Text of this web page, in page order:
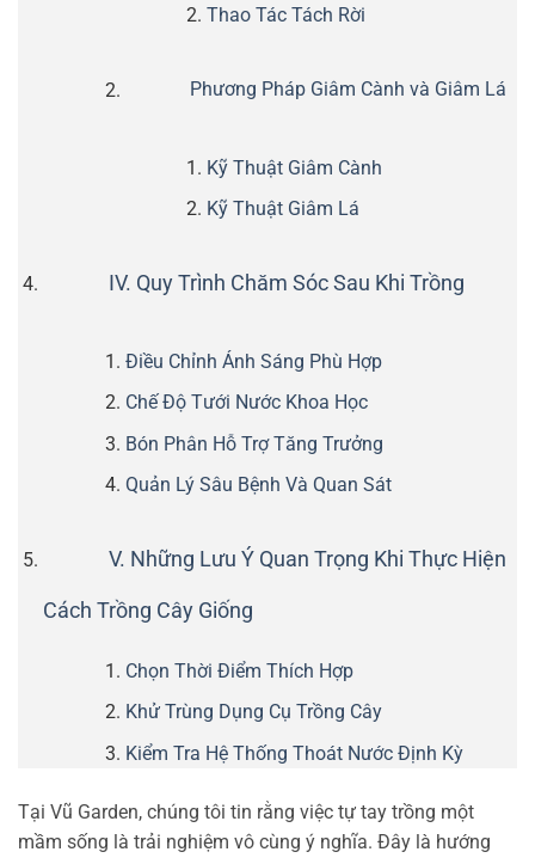
Thao Tác Tách Rời
Phương Pháp Giâm Cành và Giâm Lá
Kỹ Thuật Giâm Cành
Kỹ Thuật Giâm Lá
IV. Quy Trình Chăm Sóc Sau Khi Trồng
Điều Chỉnh Ánh Sáng Phù Hợp
Chế Độ Tưới Nước Khoa Học
Bón Phân Hỗ Trợ Tăng Trưởng
Quản Lý Sâu Bệnh Và Quan Sát
V. Những Lưu Ý Quan Trọng Khi Thực Hiện
Cách Trồng Cây Giống
Chọn Thời Điểm Thích Hợp
Khử Trùng Dụng Cụ Trồng Cây
Kiểm Tra Hệ Thống Thoát Nước Định Kỳ
Tại Vũ Garden, chúng tôi tin rằng việc tự tay trồng một
mầm sống là trải nghiệm vô cùng ý nghĩa. Đây là hướng